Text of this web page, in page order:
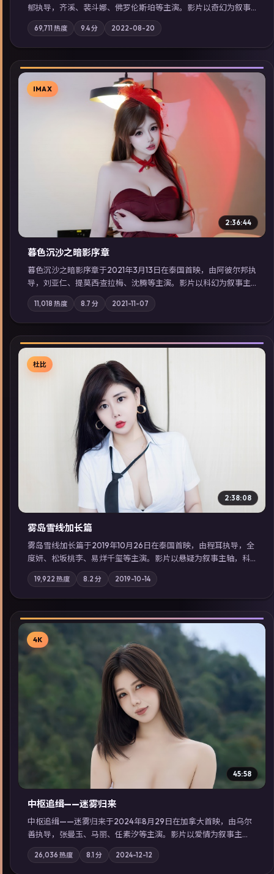
郁执导，齐溪、裴斗娜、佛罗伦斯·珀等主演。影片以奇幻为叙事
主轴，边境小镇的平静被一封匿名信彻底打破；摄影与配乐强化
地域气质；站内亦可通过「国产免费观看高清电视剧在线看」延
展检索同类型高分佳作，畅享高清在线追剧体验。
69,711热度 9.4分 2022-08-20
▶
IMAX
2:36:44
暮色沉沙之暗影序章
暮色沉沙之暗影序章于2021年3月13日在泰国首映，由阿彼尔邦执
导，刘亚仁、提莫西·查拉梅、沈腾等主演。影片以科幻为叙事主
轴，一场意外将众人卷入不可撤回的连锁反应；摄影与配乐强化
地域气质；站内亦可通过「国产免费观看高清电视剧在线看」延
展检索同类型高分佳作，畅享高清在线追剧体验。
11,018 热度 8.7 分 2021-11-07
▶
杜比
2:38:08
雾岛雪线·加长篇
雾岛雪线·加长篇于2019年10月26日在泰国首映，由程耳执导，全
度妍、松坂桃李、易烊千玺等主演。影片以悬疑为叙事主轴，科
技与人性的边界在实验事故后逐渐模糊；摄影与配乐强化地域气
质；站内亦可通过「国产免费观看高清电视剧在线看」延展检索
同类型高分佳作，畅享高清在线追剧体验。
19,922 热度 8.2 分 2019-10-14
▶
4K
45:58
中枢追缉——迷雾归来
中枢追缉——迷雾归来于2024年8月29日在加拿大首映，由乌尔
善执导，张曼玉、马丽、任素汐等主演。影片以爱情为叙事主
轴，记忆碎片重组后，主角发现自己从未活过“真实”的一天；摄
影与配乐强化地域气质；站内亦可通过「国产免费观看高清电视
26,036 热度 8.1分 2024-12-12